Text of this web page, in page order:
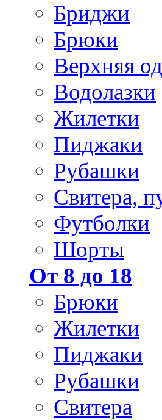
Бриджи
Брюки
Верхняя
Водолазки
Жилетки
Пиджаки
Рубашки
Свитера,
Футболки
Шорты
От 8 до 18
Брюки
Жилетки
Пиджаки
Рубашки
Свитера